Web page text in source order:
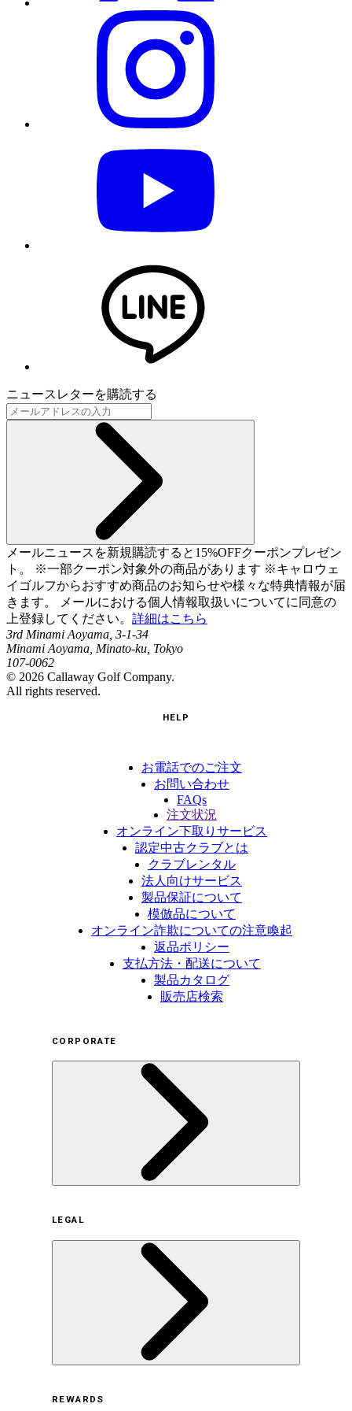
ニュースレターを購読する
メールニュースを新規購読すると15%OFFクーポンプレゼン
ト。 ※一部クーポン対象外の商品があります ※キャロウェ
イゴルフからおすすめ商品のお知らせや様々な特典情報が届
きます。 メールにおける個人情報取扱いについてに同意の
上登録してください。 詳細はこちら
3rd Minami Aoyama, 3-1-34
Minami Aoyama, Minato-ku, Tokyo
107-0062
© 2026 Callaway Golf Company.
All rights reserved.
HELP
お電話でのご注文
お問い合わせ
FAQs
注文状況
オンライン下取りサービス
認定中古クラブとは
クラブレンタル
法人向けサービス
製品保証について
模倣品について
オンライン詐欺についての注意喚起
返品ポリシー
支払方法・配送について
製品カタログ
販売店検索
CORPORATE
サステナビリティの取り組み（日本）
サステナビリティの取り組み（米国/英語）
ヒストリー
採用情報
LEGAL
REWARDS